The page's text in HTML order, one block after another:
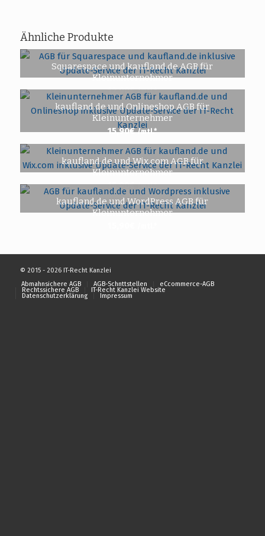
Ähnliche Produkte
Squarespace und kaufland.de AGB für
Kleinunternehmer
12,90€ /mtl.*
kaufland.de und Onlineshop AGB für
Kleinunternehmer
15,90€ /mtl.*
kaufland.de und Wix.com AGB für
Kleinunternehmer
15,90€ /mtl.*
kaufland.de und WordPress AGB für
Kleinunternehmer
© 2015 - 2026 IT-Recht Kanzlei
Abmahnsichere AGB
AGB-Schnttstellen eCcommerce-AGB
Rechtssichere AGB IT-Recht Kanzlei Website
Datenschutzerklärung Impressum